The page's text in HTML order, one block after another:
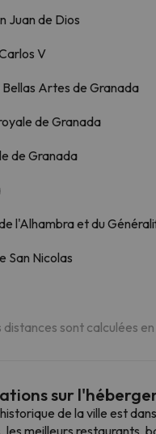
Juan de Dios
V
Bellas Artes de Granada
de Granada
de Granada
l'Alhambra et du
San Nicolas
distances sont calculées
sur
de la ville est
les meilleurs restaurants,